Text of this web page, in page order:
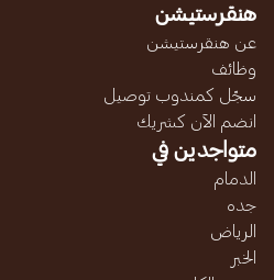
هنقرستيشن
عن هنقرستيشن
وظائف
سجّل كمندوب توصيل
انضم الآن كشريك
متواجدين في
الدمام
جده
الرياض
الخبر